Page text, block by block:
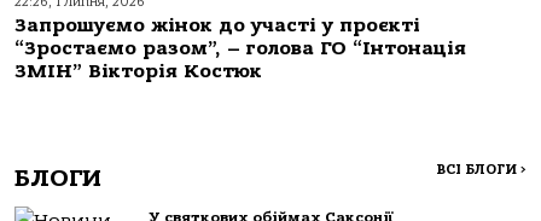
Запрошуємо жінок до участі у проєкті
“Зростаємо разом”, – голова ГО “Інтонація
ЗМІН” Вікторія Костюк
БЛОГИ ВСІ БЛОГИ >